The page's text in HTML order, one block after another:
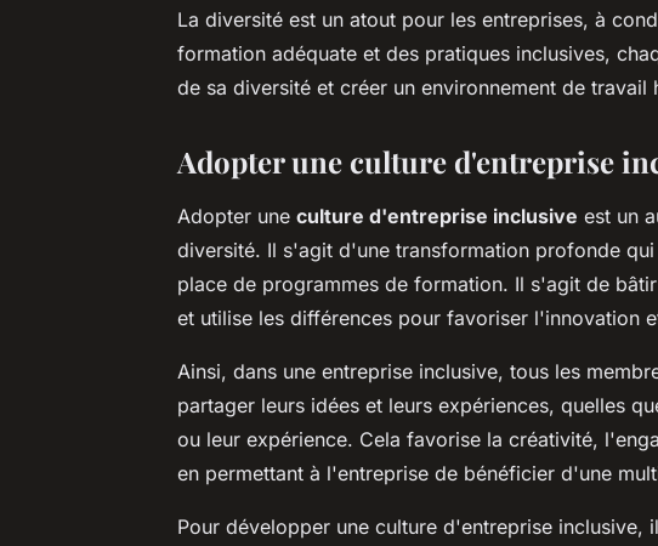
La diversité est un atout pour les entreprises, à
formation adéquate et des pratiques inclusives,
de sa diversité et créer un environnement de travail
Adopter une culture d'entreprise
Adopter une culture d'entreprise inclusive est un
diversité. Il s'agit d'une transformation profonde
place de programmes de formation. Il s'agit de
et utilise les différences pour favoriser l'innovation
Ainsi, dans une entreprise inclusive, tous les
partager leurs idées et leurs expériences, quelles
ou leur expérience. Cela favorise la créativité,
en permettant à l'entreprise de bénéficier d'une
Pour développer une culture d'entreprise inclusive,